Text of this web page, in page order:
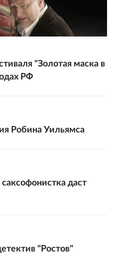
"Золотая маска в
РФ
Робина Уильямса
даст
"Ростов"